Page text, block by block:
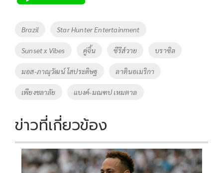
b
o
o
k
er y
Li
Tags
Brazil Star Hunter Entertainment
Sunset x Vibes คู่จิ้น ซีรีส์วาย บราซิล
มอส-ภาณุวัฒน์ โสประดิษฐ ลาตินอเมริกา
เพียงชลาลัย แบงค์-มณฑป เหมตาล
ข่าวที่เกี่ยวข้อง